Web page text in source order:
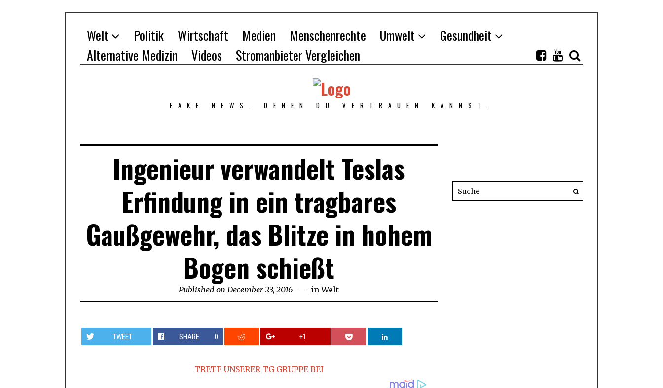
Welt Politik Wirtschaft Medien Menschenrechte Umwelt
Gesundheit
Alternative Medizin
Videos Stromanbieter Vergleichen
FAKE NEWS, DENEN DU VERTRAUEN KANNST.
Ingenieur verwandelt Teslas
Erfindung in ein tragbares
Gaußgewehr, das Blitze in hohem
Bogen schießt
Published on December 23, 2016 in Welt
TWEET SHARE 0 +1
TRETE UNSERER TG GRUPPE BEI